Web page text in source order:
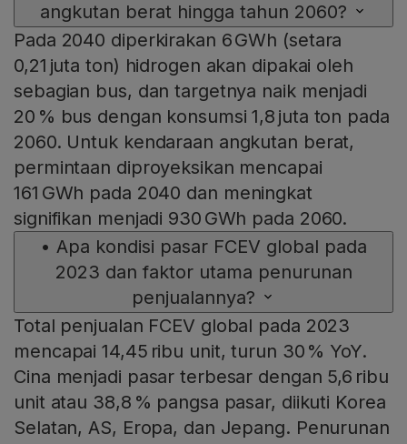
angkutan berat hingga tahun 2060?
Pada 2040 diperkirakan 6 GWh (setara
0,21 juta ton) hidrogen akan dipakai oleh
sebagian bus, dan targetnya naik menjadi
20 % bus dengan konsumsi 1,8 juta ton pada
2060. Untuk kendaraan angkutan berat,
permintaan diproyeksikan mencapai
161 GWh pada 2040 dan meningkat
signifikan menjadi 930 GWh pada 2060.
• Apa kondisi pasar FCEV global pada
2023 dan faktor utama penurunan
penjualannya?
Total penjualan FCEV global pada 2023
mencapai 14,45 ribu unit, turun 30 % YoY.
Cina menjadi pasar terbesar dengan 5,6 ribu
unit atau 38,8 % pangsa pasar, diikuti Korea
Selatan, AS, Eropa, dan Jepang. Penurunan